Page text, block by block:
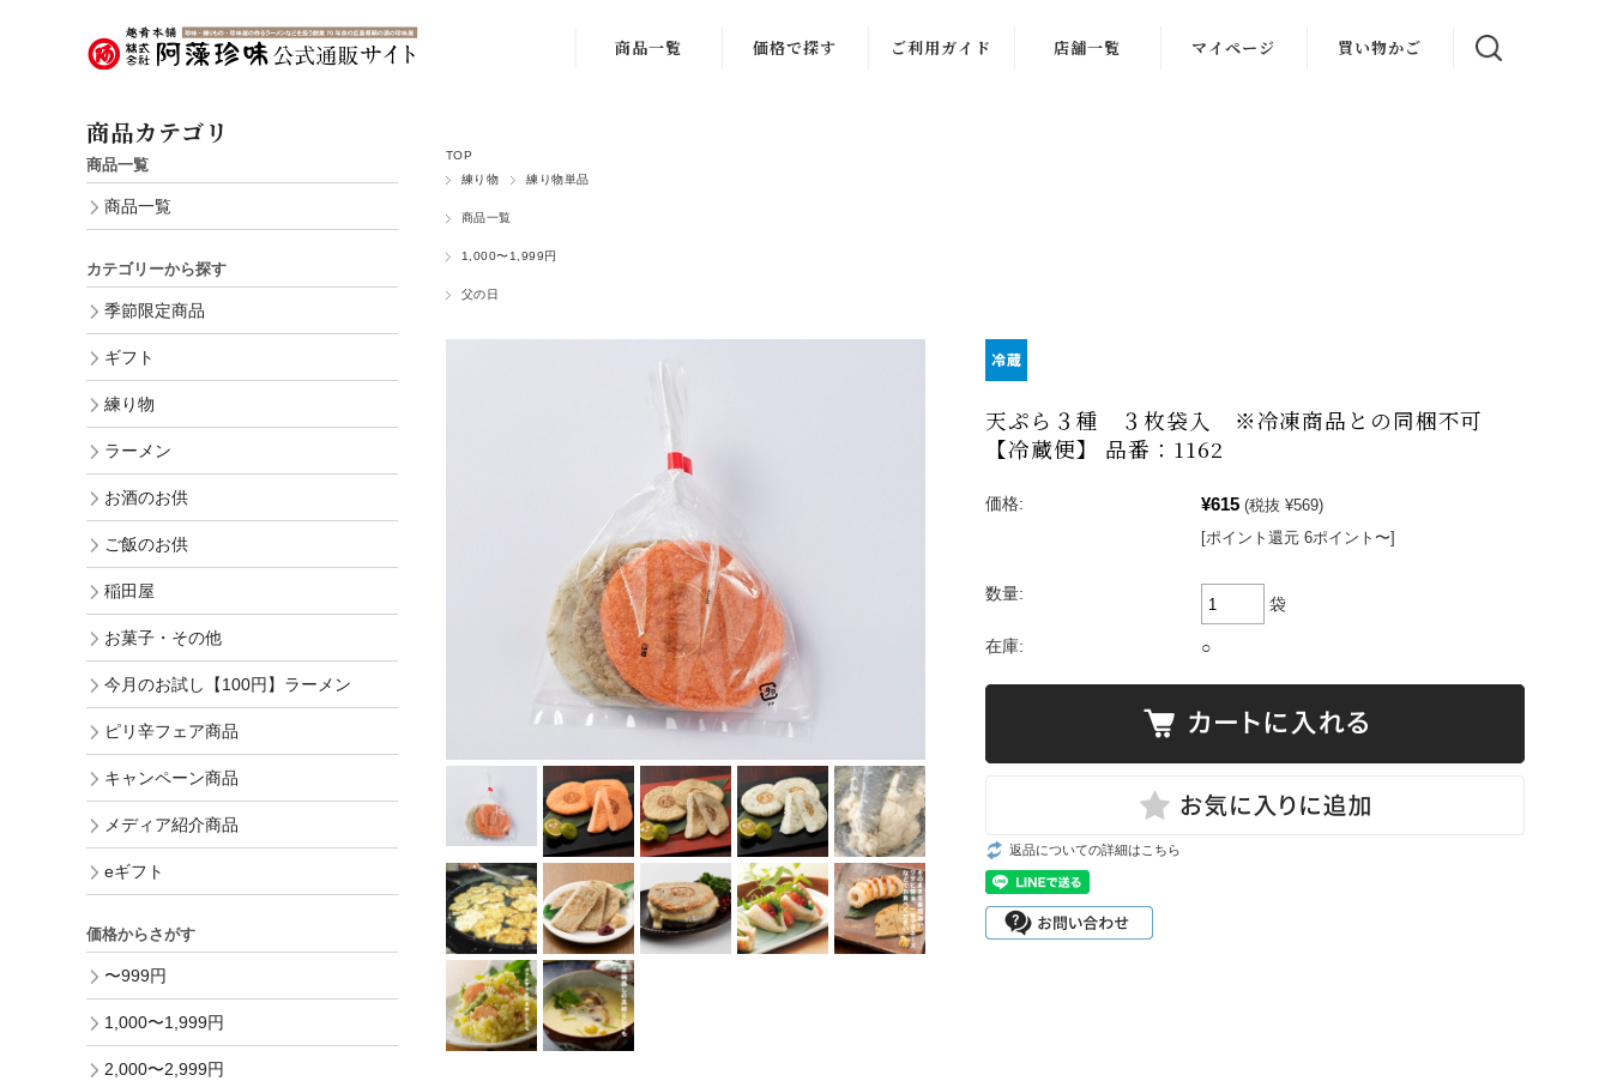
商品一覧
ご飯のお供
稲田屋一覧
お菓子・その他
価格で探す
6,000円〜
ご利用ガイド 店舗一覧 マイページ 買い物かご
TOP
練り物
練り物単品
商品一覧
1,000〜1,999円
父の日
天ぷら３種 ３枚袋入 ※冷凍商品との同梱不可
【冷蔵便】 品番：1162
価格: ¥615 (税抜 ¥569)
[ポイント還元 6ポイント〜]
数量:
袋
在庫: ○
返品についての詳細はこちら
商品カテゴリ
商品一覧
商品一覧
カテゴリーから探す
季節限定商品
ギフト
練り物
ラーメン
お酒のお供
ご飯のお供
稲田屋
お菓子・その他
今月のお試し【100円】ラーメン
ピリ辛フェア商品
キャンペーン商品
メディア紹介商品
eギフト
価格からさがす
〜999円
1,000〜1,999円
2,000〜2,999円